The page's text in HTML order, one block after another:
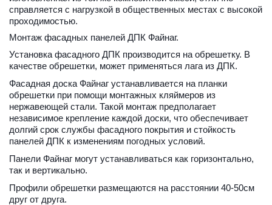
справляется с нагрузкой в общественных местах с высокой
проходимостью.
Монтаж фасадных панелей ДПК Файнаг.
Установка фасадного ДПК производится на обрешетку. В
качестве обрешетки, может применяться лага из ДПК.
Фасадная доска Файнаг устанавливается на планки
обрешетки при помощи монтажных кляймеров из
нержавеющей стали. Такой монтаж предполагает
независимое крепление каждой доски, что обеспечивает
долгий срок службы фасадного покрытия и стойкость
панелей ДПК к изменениям погодных условий.
Панели Файнаг могут устанавливаться как горизонтально,
так и вертикально.
Профили обрешетки размещаются на расстоянии 40-50см
друг от друга.